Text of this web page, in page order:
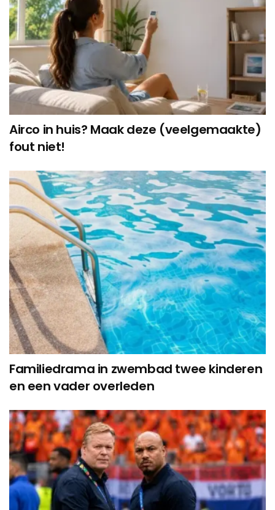
Airco in huis? Maak deze (veelgemaakte)
fout niet!
Familiedrama in zwembad twee kinderen
en een vader overleden